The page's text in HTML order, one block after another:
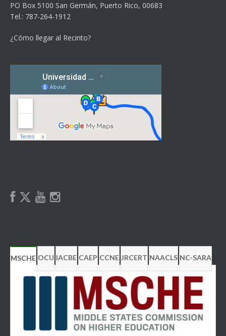
PO Box 5100 San Germán, Puerto Rico, 00683
Tel.: 787-264-1912
¿Cómo llegar al Recinto?
MSCHE OCU IACBE CAEP CCNE JRCERT NAACLS NC-SARA